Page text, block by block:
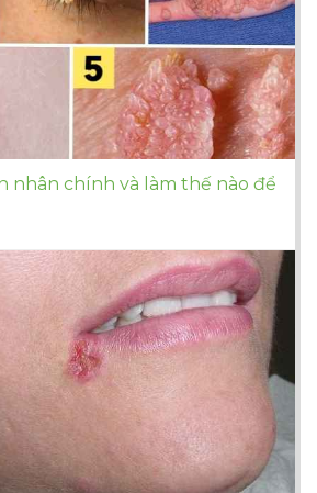
nhân chính và làm thế nào để